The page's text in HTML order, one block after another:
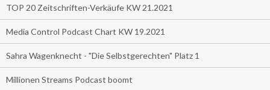
TOP 20 Zeitschriften-Verkäufe KW 21.2021
Media Control Podcast Chart KW 19.2021
Sahra Wagenknecht - "Die Selbstgerechten" Platz 1
Millionen Streams Podcast boomt